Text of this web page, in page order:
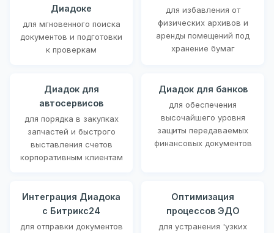
Диадоке
для мгновенного поиска
документов и подготовки
к проверкам
для избавления от
физических архивов и
аренды помещений под
хранение бумаг
Диадок для
автосервисов
для порядка в закупках
запчастей и быстрого
выставления счетов
корпоративным клиентам
Диадок для банков
для обеспечения
высочайшего уровня
защиты передаваемых
финансовых документов
Интеграция Диадока
с Битрикс24
для отправки документов
Оптимизация
процессов ЭДО
для устранения 'узких